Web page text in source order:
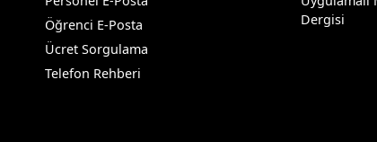
Öğrenci E-Posta
Ücret Sorgulama
Telefon Rehberi
Dergisi